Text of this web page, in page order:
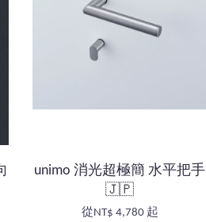
unimo 消光超極簡 水平把手
🇯🇵
從NT$ 4,780 起